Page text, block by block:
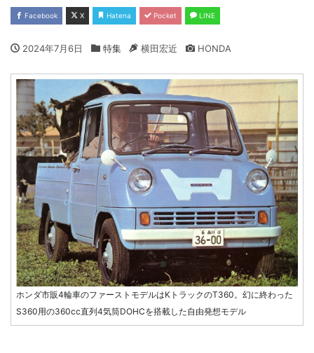
Facebook X Hatena Pocket LINE
2024年7月6日 特集 横田宏近 HONDA
ホンダ市販4輪車のファーストモデルはKトラックのT360。幻に終わった
S360用の360cc直列4気筒DOHCを搭載した自由発想モデル